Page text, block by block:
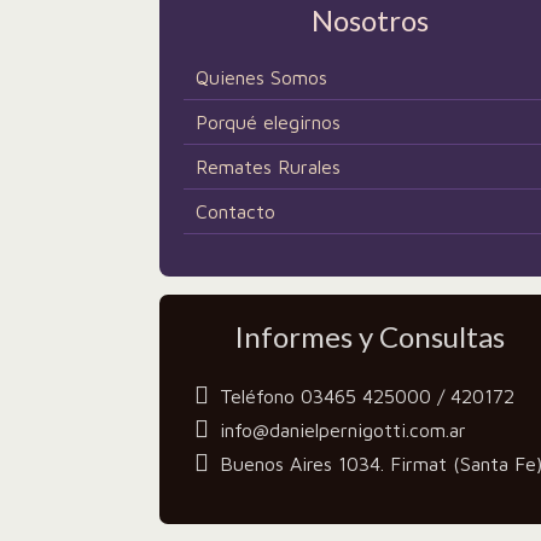
Nosotros
Quienes Somos
Porqué elegirnos
Remates Rurales
Contacto
Informes y Consultas
Teléfono 03465 425000 / 420172
info@danielpernigotti.com.ar
Buenos Aires 1034. Firmat (Santa Fe)